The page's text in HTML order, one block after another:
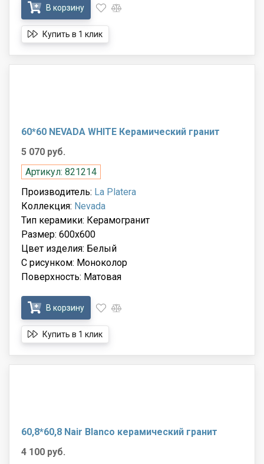
В корзину
Купить в 1 клик
60*60 NEVADA WHITE Керамический гранит
5 070 руб.
Артикул: 821214
Производитель: La Platera
Коллекция: Nevada
Тип керамики: Керамогранит
Размер: 600x600
Цвет изделия: Белый
С рисунком: Моноколор
Поверхность: Матовая
В корзину
Купить в 1 клик
60,8*60,8 Nair Blanco керамический гранит
4 100 руб.